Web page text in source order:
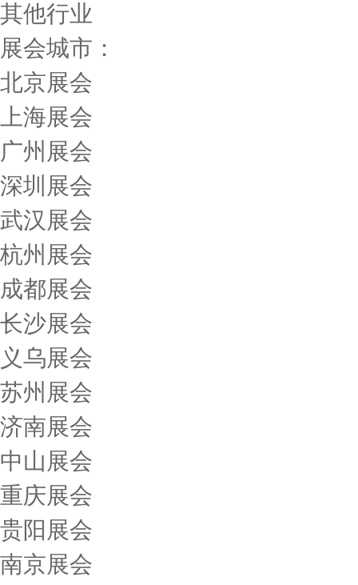
其他行业
展会城市：
北京展会
上海展会
广州展会
深圳展会
武汉展会
杭州展会
成都展会
长沙展会
义乌展会
苏州展会
济南展会
中山展会
重庆展会
贵阳展会
南京展会